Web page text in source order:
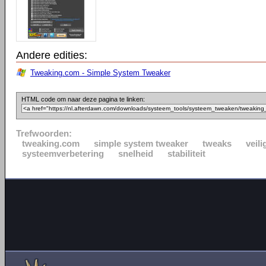
Andere edities:
Tweaking.com - Simple System Tweaker
HTML code om naar deze pagina te linken:
Trefwoorden:
tweaking.com
simple system tweaker tweaks
systeemverbetering
snelheid stabiliteit